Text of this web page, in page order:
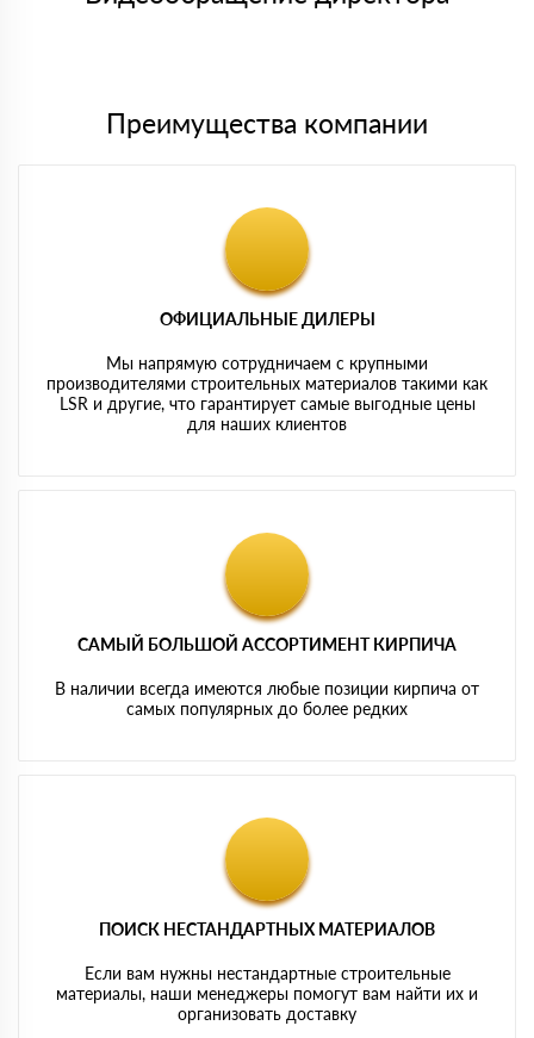
Преимущества компании
ОФИЦИАЛЬНЫЕ ДИЛЕРЫ
Мы напрямую сотрудничаем с крупными
производителями строительных материалов такими как
LSR и другие, что гарантирует самые выгодные цены
для наших клиентов
САМЫЙ БОЛЬШОЙ АССОРТИМЕНТ КИРПИЧА
В наличии всегда имеются любые позиции кирпича от
самых популярных до более редких
ПОИСК НЕСТАНДАРТНЫХ МАТЕРИАЛОВ
Если вам нужны нестандартные строительные
материалы, наши менеджеры помогут вам найти их и
организовать доставку